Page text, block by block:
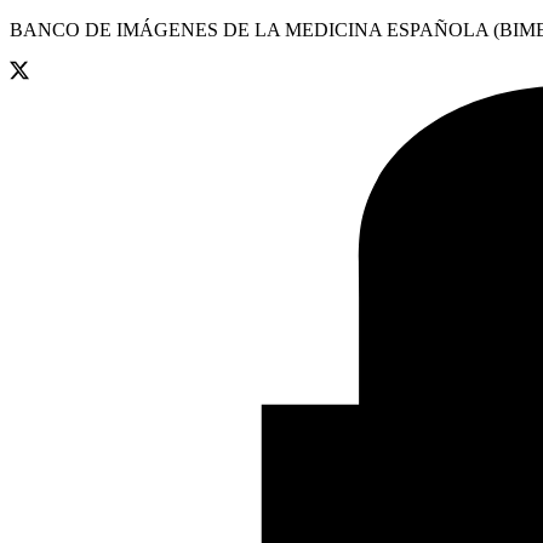
BANCO DE IMÁGENES DE LA MEDICINA ESPAÑOLA